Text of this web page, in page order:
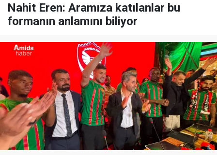
Nahit Eren: Aramıza katılanlar bu
formanın anlamını biliyor